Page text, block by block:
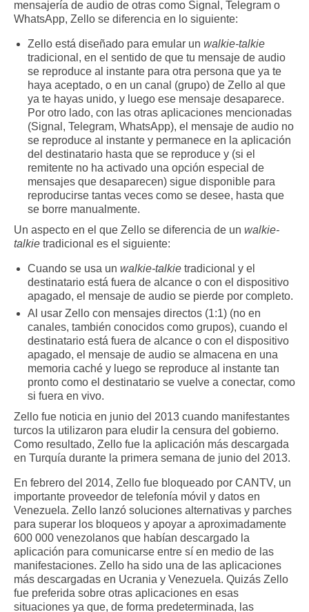
mensajería de audio de otras como Signal, Telegram o
WhatsApp, Zello se diferencia en lo siguiente:
Zello está diseñado para emular un walkie-talkie
tradicional, en el sentido de que tu mensaje de audio
se reproduce al instante para otra persona que ya te
haya aceptado, o en un canal (grupo) de Zello al que
ya te hayas unido, y luego ese mensaje desaparece.
Por otro lado, con las otras aplicaciones mencionadas
(Signal, Telegram, WhatsApp), el mensaje de audio no
se reproduce al instante y permanece en la aplicación
del destinatario hasta que se reproduce y (si el
remitente no ha activado una opción especial de
mensajes que desaparecen) sigue disponible para
reproducirse tantas veces como se desee, hasta que
se borre manualmente.
Un aspecto en el que Zello se diferencia de un walkie-
talkie tradicional es el siguiente:
Cuando se usa un walkie-talkie tradicional y el
destinatario está fuera de alcance o con el dispositivo
apagado, el mensaje de audio se pierde por completo.
Al usar Zello con mensajes directos (1:1) (no en
canales, también conocidos como grupos), cuando el
destinatario está fuera de alcance o con el dispositivo
apagado, el mensaje de audio se almacena en una
memoria caché y luego se reproduce al instante tan
pronto como el destinatario se vuelve a conectar, como
si fuera en vivo.
Zello fue noticia en junio del 2013 cuando manifestantes
turcos la utilizaron para eludir la censura del gobierno.
Como resultado, Zello fue la aplicación más descargada
en Turquía durante la primera semana de junio del 2013.
En febrero del 2014, Zello fue bloqueado por CANTV, un
importante proveedor de telefonía móvil y datos en
Venezuela. Zello lanzó soluciones alternativas y parches
para superar los bloqueos y apoyar a aproximadamente
600 000 venezolanos que habían descargado la
aplicación para comunicarse entre sí en medio de las
manifestaciones. Zello ha sido una de las aplicaciones
más descargadas en Ucrania y Venezuela. Quizás Zello
fue preferida sobre otras aplicaciones en esas
situaciones ya que, de forma predeterminada, las